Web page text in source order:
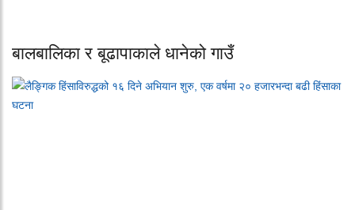
बालबालिका र बूढापाकाले धानेको गाउँ